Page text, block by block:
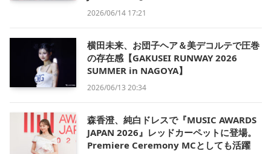
2026/06/14 17:21
横田未来、お団子ヘア＆美デコルテで圧巻
の存在感【GAKUSEI RUNWAY 2026
SUMMER in NAGOYA】
2026/06/13 20:34
森香澄、純白ドレスで『MUSIC AWARDS
JAPAN 2026』レッドカーペットに登場。
Premiere Ceremony MCとしても活躍